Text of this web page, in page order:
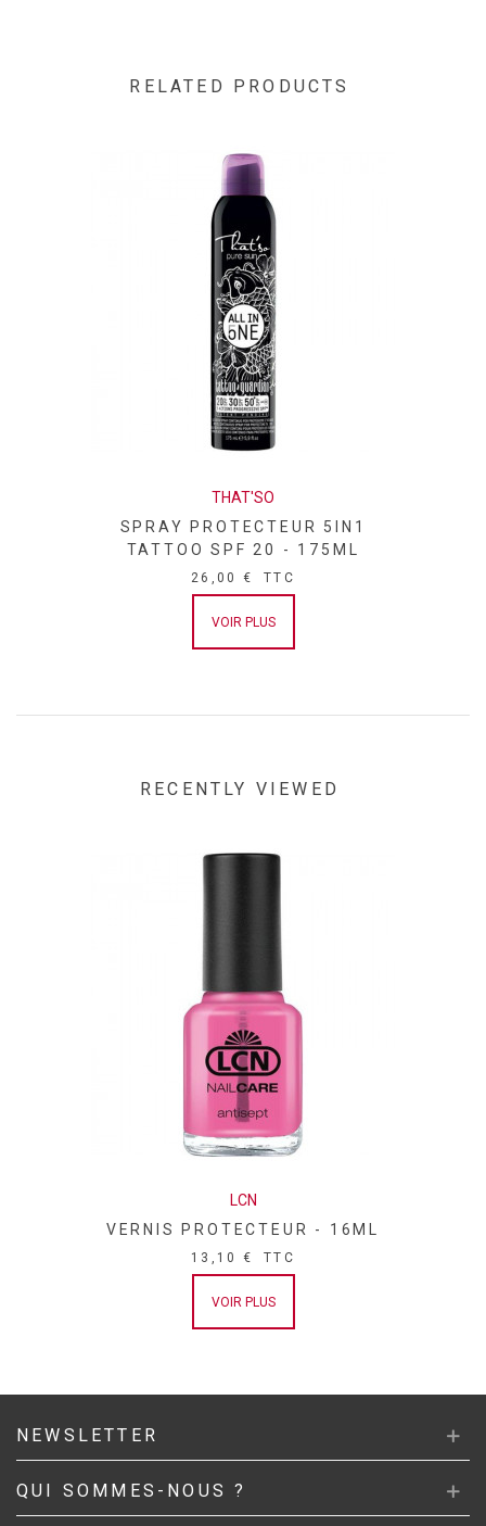
RELATED PRODUCTS
THAT'SO
SPRAY PROTECTEUR 5IN1
TATTOO SPF 20 - 175ML
26,00 € TTC
VOIR PLUS
RECENTLY VIEWED
LCN
VERNIS PROTECTEUR - 16ML
13,10 € TTC
VOIR PLUS
NEWSLETTER
QUI SOMMES-NOUS ?